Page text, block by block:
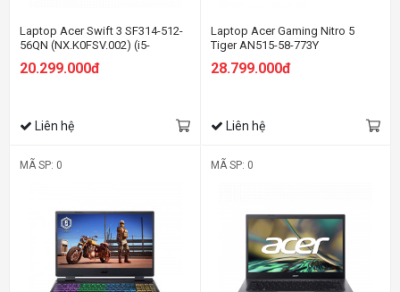
Laptop Acer Swift 3 SF314-512-
56QN (NX.K0FSV.002) (i5-
SSD/14.0 inch QHD
20.299.000đ
Liên hệ
Laptop Acer Gaming Nitro 5
Tiger AN515-58-773Y
Ram/512GB SSD/RTX3050Ti
28.799.000đ
Liên hệ
MÃ SP: 0 MÃ SP: 0